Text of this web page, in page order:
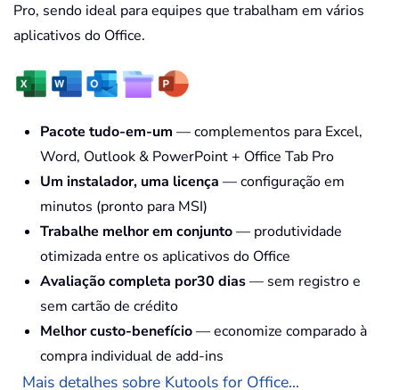
Pro, sendo ideal para equipes que trabalham em vários
aplicativos do Office.
Pacote tudo-em-um — complementos para Excel,
Word, Outlook & PowerPoint + Office Tab Pro
Um instalador, uma licença — configuração em
minutos (pronto para MSI)
Trabalhe melhor em conjunto— produtividade
otimizada entre os aplicativos do Office
Avaliação completa por30 dias— sem registro e
sem cartão de crédito
Melhor custo-benefício— economize comparado à
compra individual de add-ins
Mais detalhes sobre Kutools for Office...